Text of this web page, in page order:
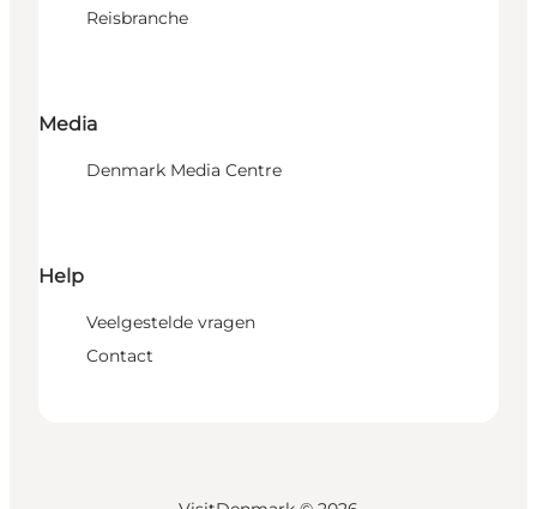
Reisbranche
Media
Denmark Media Centre
Help
Veelgestelde vragen
Contact